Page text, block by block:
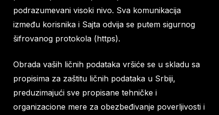
podrazumevani visoki nivo. Sva komunikacija
između korisnika i Sajta odvija se putem sigurnog
šifrovanog protokola (https).
Obrada vaših ličnih podataka vršiće se u skladu sa
propisima za zaštitu ličnih podataka u Srbiji,
preduzimajući sve propisane tehničke i
organizacione mere za obezbeđivanje poverljivosti i